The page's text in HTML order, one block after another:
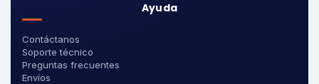
Ayuda
Contáctanos
Soporte técnico
Preguntas frecuentes
Envíos